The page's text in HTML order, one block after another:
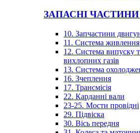
ЗАПАСНІ ЧАСТИНИ
10. Запчастини
11. Система живлення
12. Система випуску
вихлопних газів
13. Система
16. Зчеплення
17. Трансмісія
22. Карданні вали
23-25. Мости провідні
29. Підвіска
30. Вісь передня